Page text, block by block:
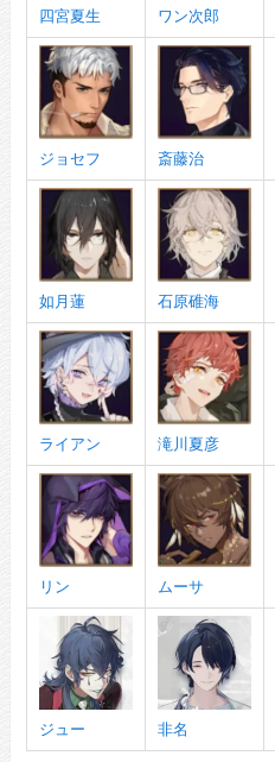
四宮夏生 ワン次郎
ジョセフ 斎藤治
如月蓮 石原碓海
ライアン 滝川夏彦
リン ムーサ
ジュー 非名